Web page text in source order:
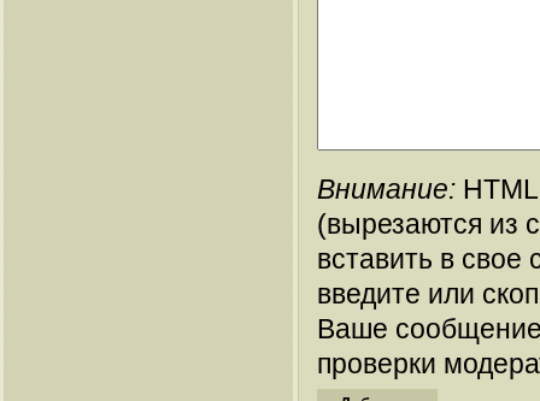
Внимание:
(вырезаются из
вставить в
введите или
Ваше
проверки